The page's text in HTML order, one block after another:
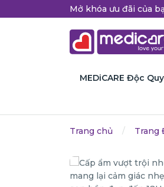
Mở khóa ưu đãi của
MEDiCARE Độc
Trang chủ Trang